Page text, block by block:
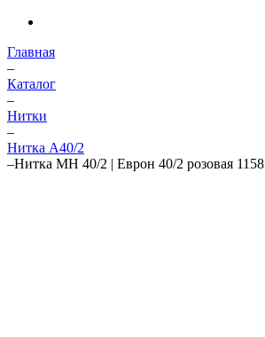
Главная
–
Каталог
–
Нитки
–
Нитка А40/2
–Нитка МН 40/2 | Еврон 40/2 розовая 1158